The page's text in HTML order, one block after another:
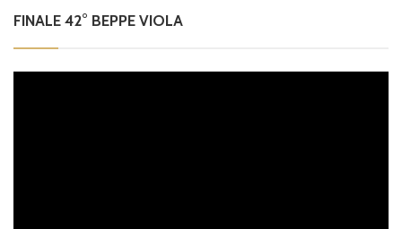
FINALE 42° BEPPE VIOLA